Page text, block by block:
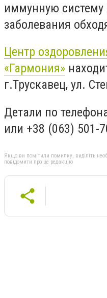
иммунную систему
заболевания
Центр
«Гармония»
г.Трускавец, ул.
Детали по
или +38 (063) 501-
Якщо ви помітили помилку, виділіть
повідомити про це редакцію